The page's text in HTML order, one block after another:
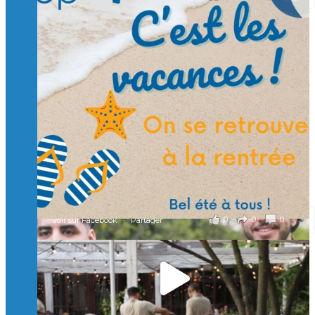
Charger plus Suivre sur Instagram
🙏 Soutenez l’Isep via la taxe d’apprentissage 2026
et contribuons ensemble à former les générations
d’ingénieurs de demain. 🙏
Merci à tous !
🎯 Taxe d’apprentissage 2026 : avec l'Isep, investissez pour
un numérique au service de l'humain !
À l’Isep, nous formons des ingénieurs, des bachelors, des
Mastères Spécialisés, qui allient excellence technologique et
valeurs humaines, au cœur de notre pro
...Voir plus
il y a 3 mois
0 0 0
Voir sur Facebook · Partager
🚀Afterwork à Genève 🚀
🥳 Le 22 avril dernier, 14 Alumni vivant / travaillant